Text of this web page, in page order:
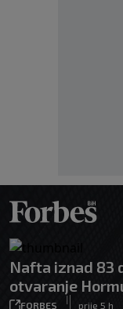
Nafta iznad 83
otvaranje
FORBES
|
prije 5 h